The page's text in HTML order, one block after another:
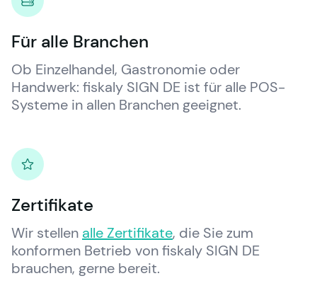
Für alle Branchen
Ob Einzelhandel, Gastronomie oder
Handwerk: fiskaly SIGN DE ist für alle POS-
Systeme in allen Branchen geeignet.
Zertifikate
Wir stellen alle Zertifikate, die Sie zum
konformen Betrieb von fiskaly SIGN DE
brauchen, gerne bereit.